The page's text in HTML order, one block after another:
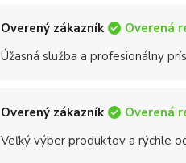
Overený zákazník Overená
Úžasná služba a profesionálny
Overený zákazník Overená
Veľký výber produktov a rýchle